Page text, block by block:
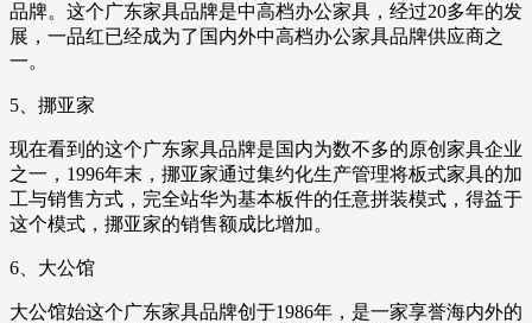
品牌。这个广东家具品牌是中高档办公家具，经过20多年的发
展，一品红已经成为了国内外中高档办公家具品牌供应商之
一。
5、挪亚家
现在看到的这个广东家具品牌是国内为数不多的原创家具企业
之一，1996年末，挪亚家通过集约化生产管理将板式家具的加
工与销售方式，完全站华为基本板件的任意拼装模式，得益于
这个模式，挪亚家的销售额成比增加。
6、大公馆
大公馆始这个广东家具品牌创于1986年，是一家享誉海内外的